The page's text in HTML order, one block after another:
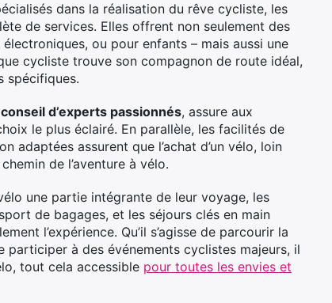
dans la réalisation du rêve cycliste, les
de services. Elles offrent non seulement des
ou pour enfants – mais aussi une
cycliste trouve son compagnon de route idéal,
spécifiques.
conseil d’experts passionnés, assure aux
le plus éclairé. En parallèle, les facilités de
adaptées assurent que l’achat d’un vélo, loin
de l’aventure à vélo.
une partie intégrante de leur voyage, les
de bagages, et les séjours clés en main
l’expérience. Qu’il s’agisse de parcourir la
participer à des événements cyclistes majeurs, il
tout cela accessible pour toutes les envies et